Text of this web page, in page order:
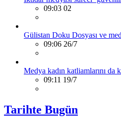
09:03 02
Gülistan Doku Dosyası ve
09:06 26/7
Medya kadın katliamlarını da
09:11 19/7
Tarihte Bugün